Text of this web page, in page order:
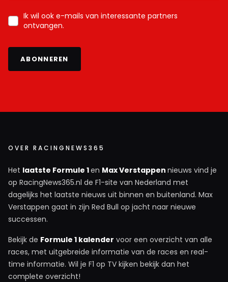
melden met een RN365-account.
Ik wil ook e-mails van interessante partners
ontvangen.
ABONNEREN
OVER RACINGNEWS365
Het laatste Formule 1en Max Verstappen nieuws vind je
op RacingNews365.nl de F1-site van Nederland met
dagelijks het laatste nieuws uit binnen en buitenland. Max
Verstappen gaat in zijn Red Bull op jacht naar nieuwe
successen.
Bekijk de Formule 1 kalender voor een overzicht van alle
races, met uitgebreide informatie van de races en real-
time informatie. Wil je F1 op TV kijken bekijk dan het
complete overzicht!